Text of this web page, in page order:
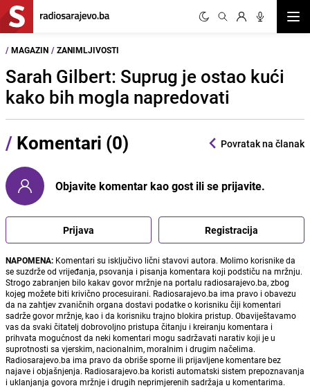
/ MAGAZIN / ZANIMLJIVOSTI
Sarah Gilbert: Suprug je ostao kući
kako bih mogla napredovati
/ Komentari (0) Povratak na članak
Objavite komentar kao gost ili se prijavite.
Prijava Registracija
NAPOMENA: Komentari su isključivo lični stavovi autora. Molimo korisnike da
se suzdrže od vrijeđanja, psovanja i pisanja komentara koji podstiču na mržnju.
Strogo zabranjen bilo kakav govor mržnje na portalu radiosarajevo.ba, zbog
kojeg možete biti krivično procesuirani. Radiosarajevo.ba ima pravo i obavezu
da na zahtjev zvaničnih organa dostavi podatke o korisniku čiji komentari
sadrže govor mržnje, kao i da korisniku trajno blokira pristup. Obaviještavamo
vas da svaki čitatelj dobrovoljno pristupa čitanju i kreiranju komentara i
prihvata mogućnost da neki komentari mogu sadržavati narativ koji je u
suprotnosti sa vjerskim, nacionalnim, moralnim i drugim načelima.
Radiosarajevo.ba ima pravo da obriše sporne ili prijavljene komentare bez
najave i objašnjenja. Radiosarajevo.ba koristi automatski sistem prepoznavanja
i uklanjanja govora mržnje i drugih neprimjerenih sadržaja u komentarima.